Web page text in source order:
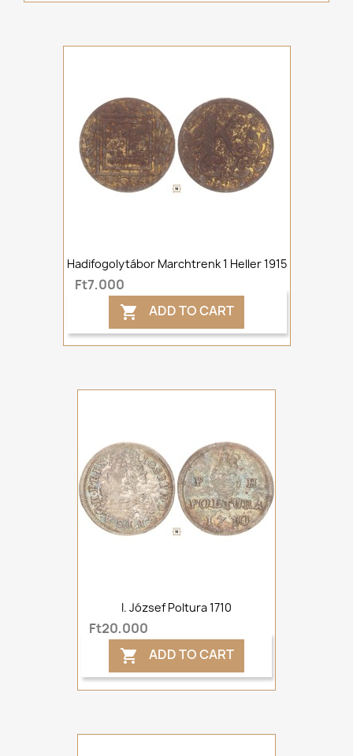
Hadifogolytábor Marchtrenk 1 Heller 1915
Ft7,000
 ADD TO CART
I. József Poltura 1710
Ft20,000
 ADD TO CART